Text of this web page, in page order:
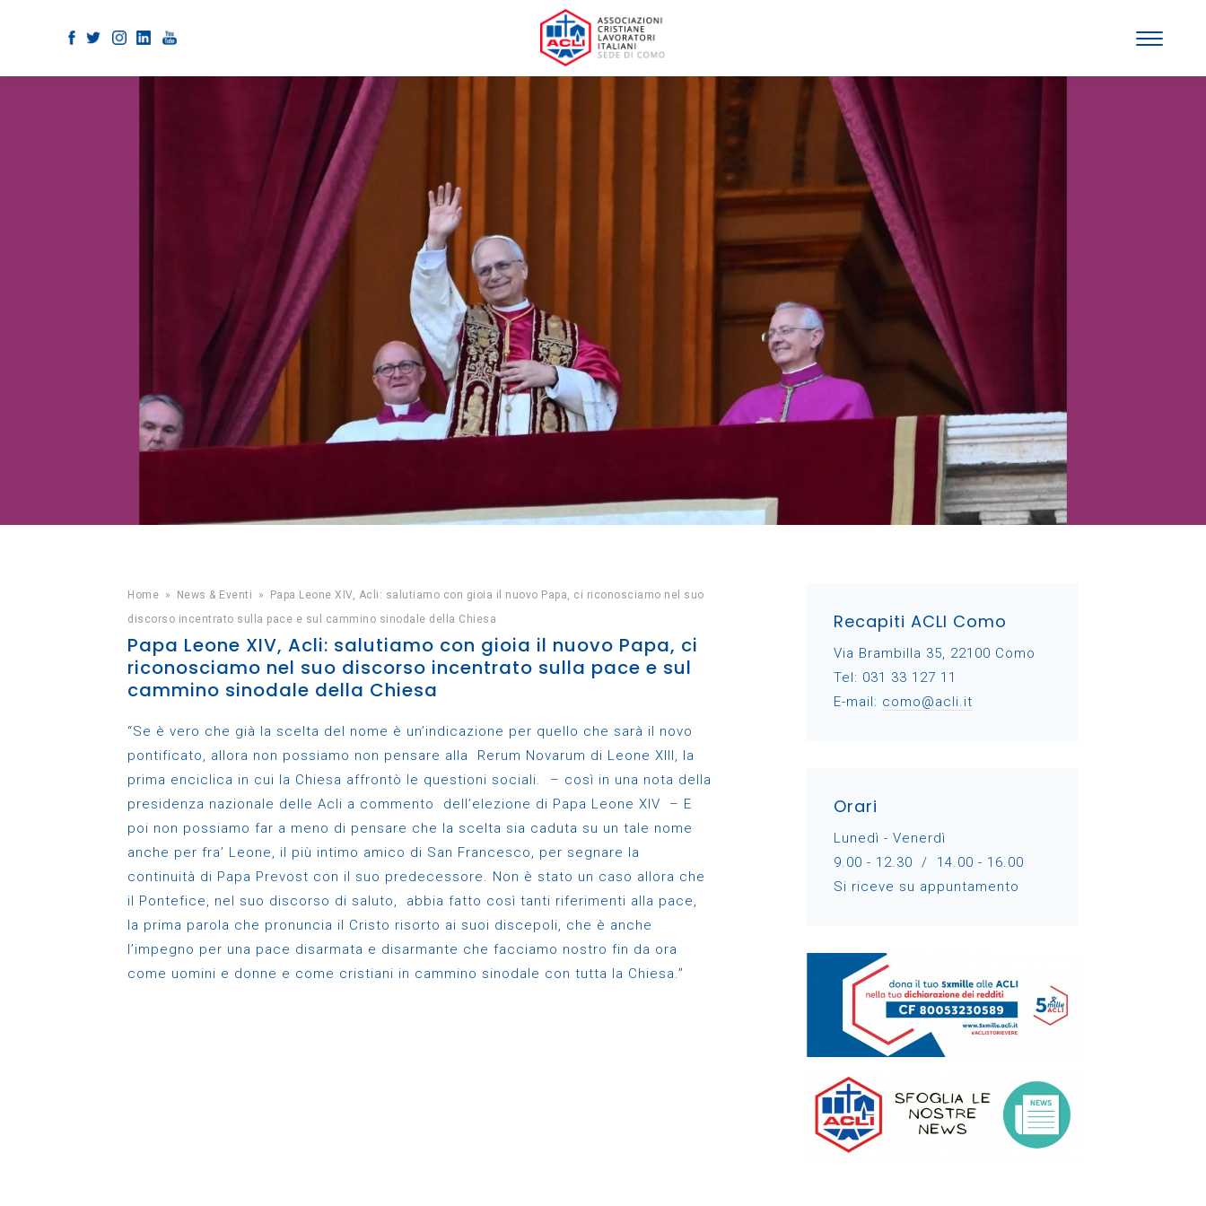
Home » News & Eventi »
Papa Leone XIV, Acli: salutiamo con gioia il nuovo Papa, ci riconosciamo nel suo
discorso incentrato sulla pace e sul cammino sinodale della Chiesa
Papa Leone XIV, Acli: salutiamo con gioia il nuovo Papa, ci
riconosciamo nel suo discorso incentrato sulla pace e sul
cammino sinodale della Chiesa
“Se è vero che già la scelta del nome è un’indicazione per quello che sarà il novo
pontificato, allora non possiamo non pensare alla Rerum Novarum di Leone XIII, la
prima enciclica in cui la Chiesa affrontò le questioni sociali. – così in una nota della
presidenza nazionale delle Acli a commento dell’elezione di Papa Leone XIV – E
poi non possiamo far a meno di pensare che la scelta sia caduta su un tale nome
anche per fra’ Leone, il più intimo amico di San Francesco, per segnare la
continuità di Papa Prevost con il suo predecessore. Non è stato un caso allora che
il Pontefice, nel suo discorso di saluto, abbia fatto così tanti riferimenti alla pace,
la prima parola che pronuncia il Cristo risorto ai suoi discepoli, che è anche
l’impegno per una pace disarmata e disarmante che facciamo nostro fin da ora
come uomini e donne e come cristiani in cammino sinodale con tutta la Chiesa.”
Recapiti ACLI Como
Via Brambilla 35, 22100 Como
Tel: 031 33 127 11
E-mail: como@acli.it
Orari
Lunedì - Venerdì
9.00 - 12.30 / 14.00 - 16.00
Si riceve su appuntamento